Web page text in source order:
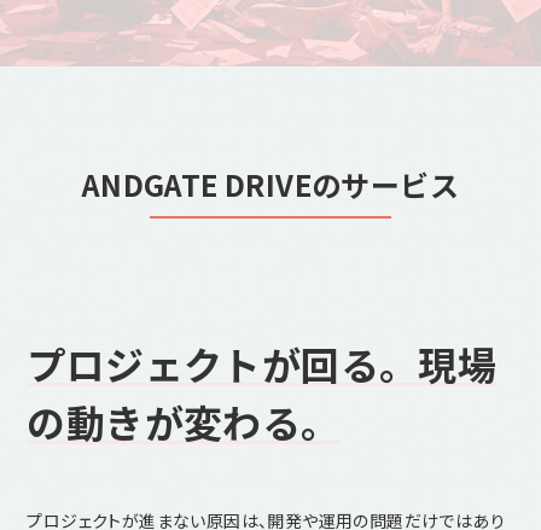
ANDGATE DRIVEのサービス
プロジェクトが回る。現場
の動きが変わる。
プロジェクトが進まない原因は、開発や運用の問題だけではあり